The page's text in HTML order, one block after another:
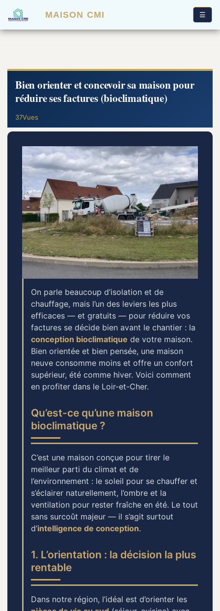
MAISON CMI ☰
Bien orienter et concevoir sa maison pour
réduire ses factures (bioclimatique)
37Vues
On parle beaucoup d’isolation et de
chauffage, mais l’un des leviers les plus
efficaces — et gratuits — pour réduire vos
factures se décide bien avant le chantier : la
conception bioclimatique de votre maison.
Bien orientée et bien pensée, une maison
neuve consomme moins et offre un confort
supérieur, été comme hiver. Voici comment
en profiter dans le Loir-et-Cher.
Qu’est-ce qu’une maison
bioclimatique ?
C’est une maison conçue pour tirer le
meilleur parti du climat et de
l’environnement : le soleil pour se chauffer et
s’éclairer naturellement, l’ombre et la
ventilation pour rester fraîche en été. Le tout
sans surcoût majeur — il s’agit surtout
d’intelligence de conception.
1. L’orientation : la décision la plus
rentable
Dans notre région, l’idéal est d’orienter les